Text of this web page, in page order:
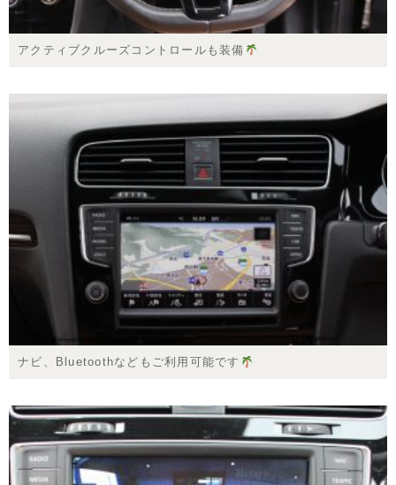
アクティブクルーズコントロールも装備
ナビ、Bluetoothなどもご利用可能です